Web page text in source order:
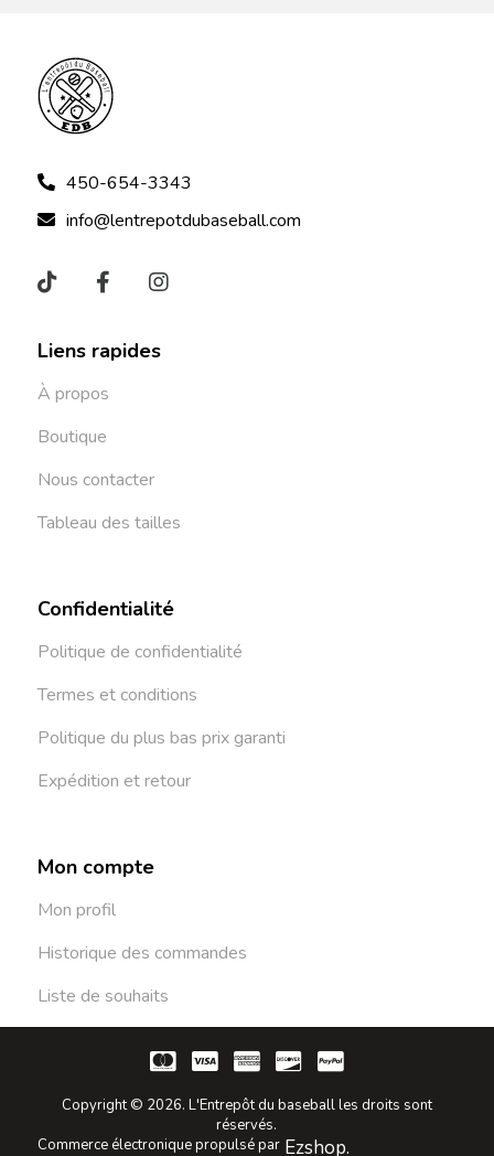
450-654-3343
info@lentrepotdubaseball.com
Liens rapides
À propos
Boutique
Nous contacter
Tableau des tailles
Confidentialité
Politique de confidentialité
Termes et conditions
Politique du plus bas prix garanti
Expédition et retour
Mon compte
Mon profil
Historique des commandes
Liste de souhaits
Copyright © 2026. L'Entrepôt du baseball les droits sont
réservés.
Commerce électronique propulsé par Ezshop.